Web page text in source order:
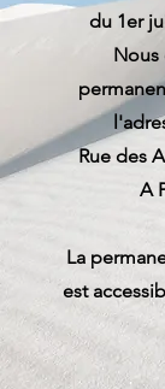
du 1er
Nous
Rue des
A
La
est